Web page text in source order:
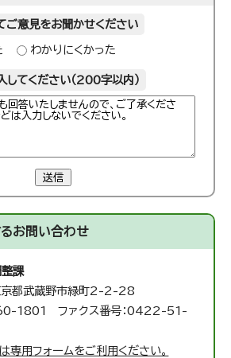
ご意見をお聞かせください
わかりにくかった
てください（200字以内）
送信
お問い合わせ
課
都武蔵野市緑町2-2-28
1801 ファクス番号：0422-51-
専用フォームをご利用ください。